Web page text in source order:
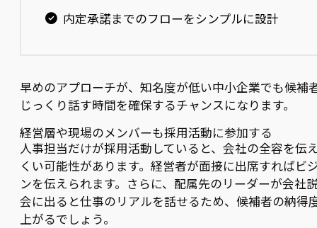
内定承諾までのフローをシンプルに設計
早めのアプローチが、知名度が低い中小企業でも候補
じっくり話す時間を確保するチャンスになります。
経営層や現場のメンバーも採用活動に参加する
人事担当だけが採用活動していると、会社の全容を伝
くい可能性があります。経営者が面接に出席すればビ
ンを伝えられます。さらに、配属先のリーダーが会社
会に出ると仕事のリアルを話せるため、候補者の納得
上がるでしょう。